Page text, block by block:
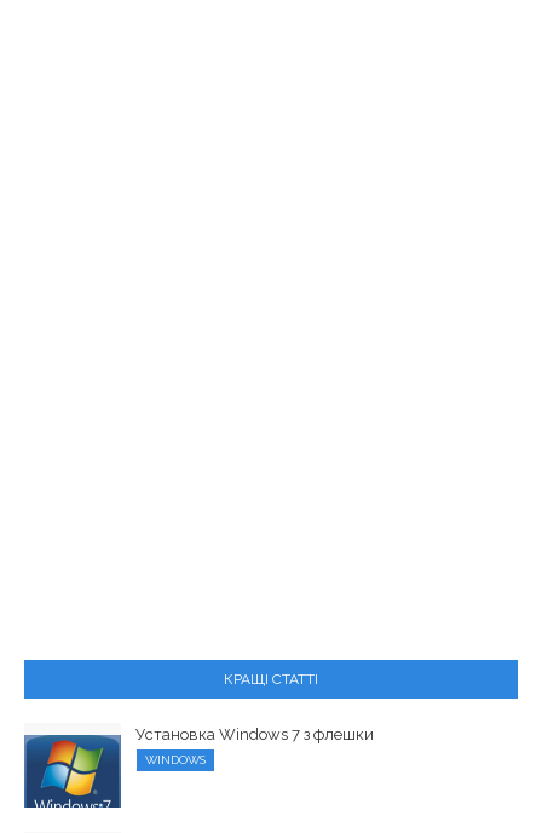
КРАЩІ СТАТТІ
Установка Windows 7 з флешки
WINDOWS